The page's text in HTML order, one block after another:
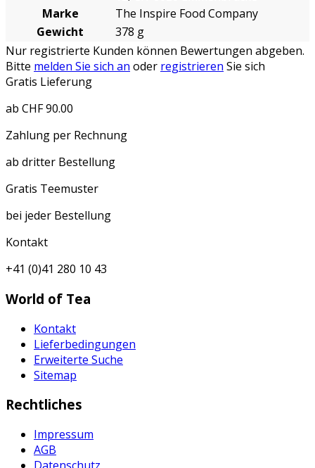
Marke
The Inspire Food Company
Gewicht
378 g
Nur registrierte Kunden können Bewertungen abgeben.
Bitte melden Sie sich an oder registrieren Sie sich
Gratis Lieferung
ab CHF 90.00
Zahlung per Rechnung
ab dritter Bestellung
Gratis Teemuster
bei jeder Bestellung
Kontakt
+41 (0)41 280 10 43
World of Tea
Kontakt
Lieferbedingungen
Erweiterte Suche
Sitemap
Rechtliches
Impressum
AGB